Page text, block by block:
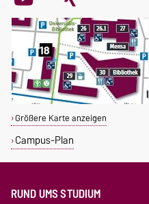
Größere Karte anzeigen
Campus-Plan
RUND UMS STUDIUM